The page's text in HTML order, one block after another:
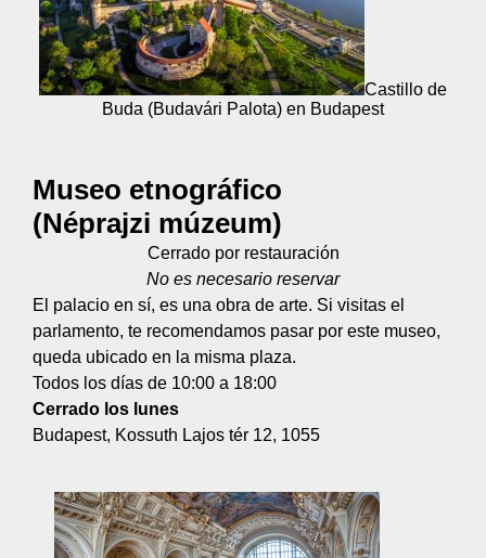
Castillo de
Buda (Budavári Palota) en Budapest
Museo etnográfico
(Néprajzi múzeum)
Cerrado por restauración
No es necesario reservar
El palacio en sí, es una obra de arte. Si visitas el
parlamento, te recomendamos pasar por este museo,
queda ubicado en la misma plaza.
Todos los días de 10:00 a 18:00
Cerrado los lunes
Budapest, Kossuth Lajos tér 12, 1055